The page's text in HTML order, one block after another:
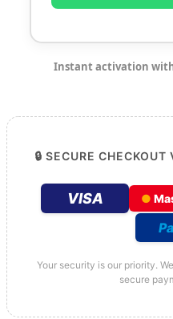
Instant activation
🔒 SECURE
VISA ●
Your security is our priority.
secure